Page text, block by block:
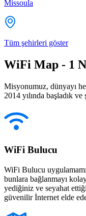
Missoula
Tüm şehirleri göster
WiFi Map - 1
Misyonumuz, dünyayı
2014 yılında başladık
WiFi Bulucu
WiFi Bulucu
bunlara bağlanmayı
yediğiniz ve seyahat
güvenilir İnternet elde